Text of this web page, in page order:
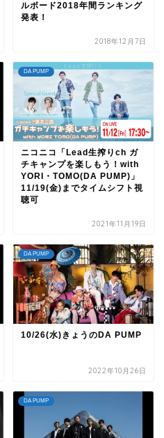
ルボード2018年間ランキング
発表！
2018年12月7日
DA PUMP
ニコニコ「Lead生搾りch ガ
チキャンプを楽しもう！with
YORI・TOMO(DA PUMP)」
11/19(金)までタイムシフト視
聴可
2021年11月19日
DA PUMP
10/26(水)きょうのDA PUMP
2022年10月26日
DA PUMP